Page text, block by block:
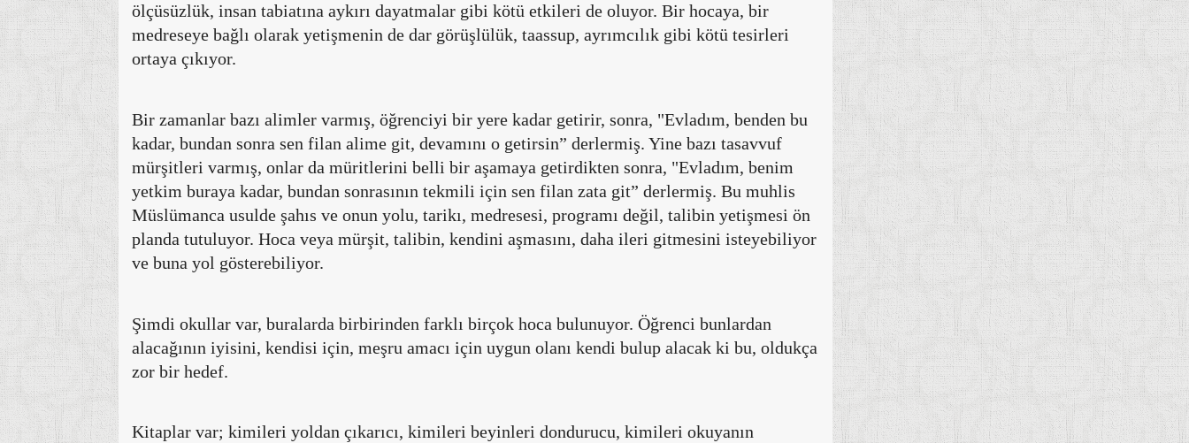
ölçüsüzlük, insan tabiatına aykırı dayatmalar gibi kötü etkileri de oluyor. Bir hocaya, bir
medreseye bağlı olarak yetişmenin de dar görüşlülük, taassup, ayrımcılık gibi kötü tesirleri
ortaya çıkıyor.
Bir zamanlar bazı alimler varmış, öğrenciyi bir yere kadar getirir, sonra, "Evladım, benden bu
kadar, bundan sonra sen filan alime git, devamını o getirsin” derlermiş. Yine bazı tasavvuf
mürşitleri varmış, onlar da müritlerini belli bir aşamaya getirdikten sonra, "Evladım, benim
yetkim buraya kadar, bundan sonrasının tekmili için sen filan zata git” derlermiş. Bu muhlis
Müslümanca usulde şahıs ve onun yolu, tarikı, medresesi, programı değil, talibin yetişmesi ön
planda tutuluyor. Hoca veya mürşit, talibin, kendini aşmasını, daha ileri gitmesini isteyebiliyor
ve buna yol gösterebiliyor.
Şimdi okullar var, buralarda birbirinden farklı birçok hoca bulunuyor. Öğrenci bunlardan
alacağının iyisini, kendisi için, meşru amacı için uygun olanı kendi bulup alacak ki bu, oldukça
zor bir hedef.
Kitaplar var; kimileri yoldan çıkarıcı, kimileri beyinleri dondurucu, kimileri okuyanın